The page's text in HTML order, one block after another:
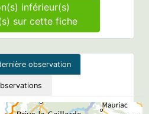
inférieur(s)
agrégé(s) sur cette fiche
observation